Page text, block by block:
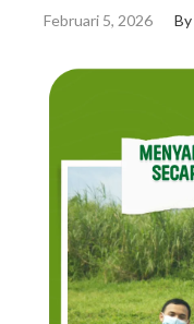
Februari 5, 2026 By